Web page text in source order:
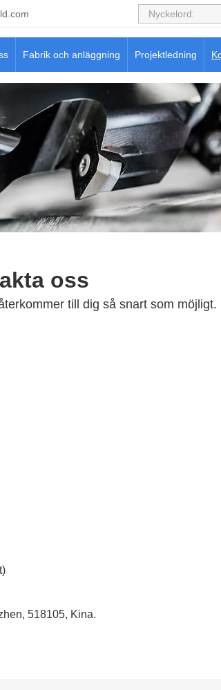
Fabrik och anläggning Projektledning
oss
till dig så snart som möjligt.
518105, Kina.